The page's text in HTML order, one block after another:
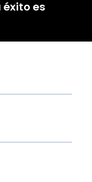
éxito es